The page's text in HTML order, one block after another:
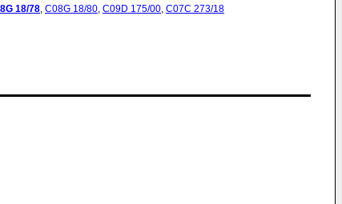
18/78, C08G 18/80, C09D 175/00, C07C 273/18